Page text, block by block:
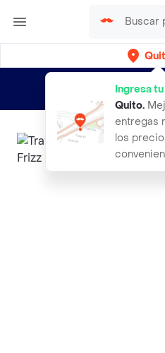
Ingresa
Quito.
entregas
los
envíos gratis por